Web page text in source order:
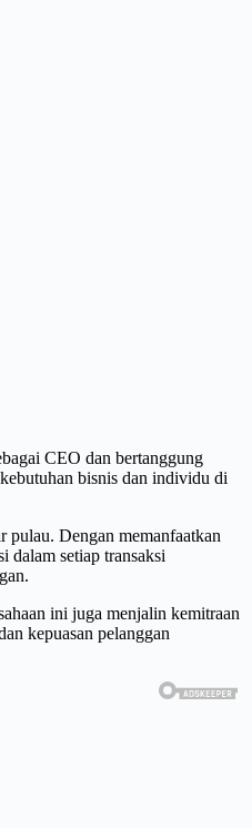
CEO dan bertanggung
bisnis dan individu di
pulau. Dengan memanfaatkan
dalam setiap transaksi
ini juga menjalin kemitraan
kepuasan pelanggan